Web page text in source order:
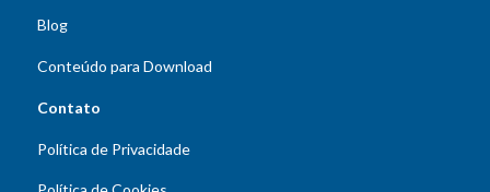
Blog
Conteúdo para Download
Contato
Política de Privacidade